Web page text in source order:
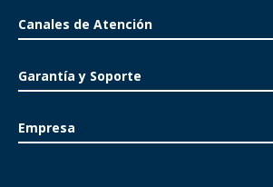
Canales de Atención
Garantía y Soporte
Empresa